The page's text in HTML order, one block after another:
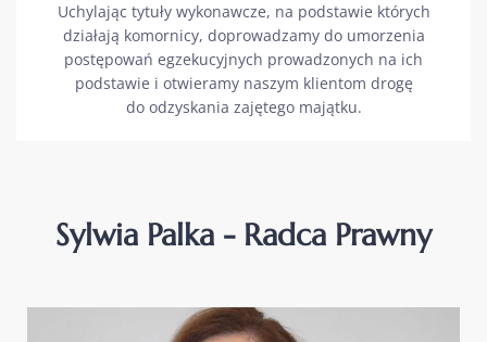
Uchylając tytuły wykonawcze, na podstawie których
działają komornicy, doprowadzamy do umorzenia
postępowań egzekucyjnych prowadzonych na ich
podstawie i otwieramy naszym klientom drogę
do odzyskania zajętego majątku.
Sylwia Palka - Radca Prawny